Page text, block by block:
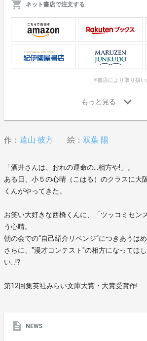
ネット書店で注文する
※書店により取り扱い
作： 遠山 彼方 絵： 双葉 陽
「酒井さんは、おれの運命の…相方や!」。
ある日、小５の心晴（こはる）のクラスに大
くんがやってきた。
お笑い大好きな西橋くんに、「ツッコミセン
う心晴。
朝の会での“自己紹介リベンジ“につきあうは
さらに、"漫才コンテスト"の相方になってほ
い…!?
第12回集英社みらい文庫大賞・大賞受賞作!
NEWS